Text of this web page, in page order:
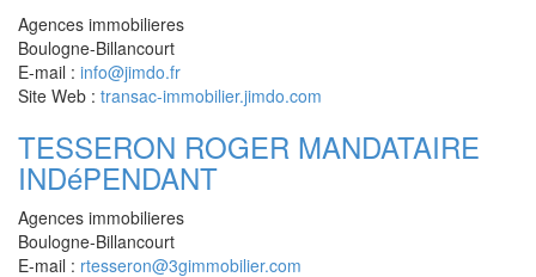
Agences immobilieres
Boulogne-Billancourt
E-mail : info@jimdo.fr
Site Web : transac-immobilier.jimdo.com
TESSERON ROGER MANDATAIRE
INDéPENDANT
Agences immobilieres
Boulogne-Billancourt
E-mail : rtesseron@3gimmobilier.com